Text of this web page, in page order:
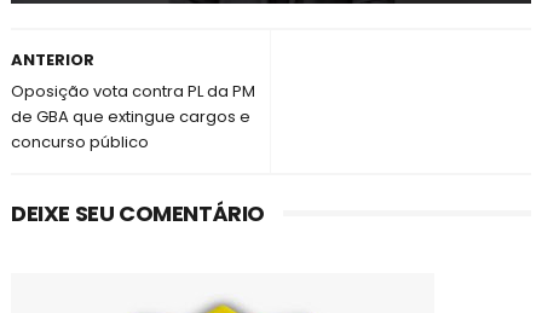
ANTERIOR
Oposição vota contra PL da PM
de GBA que extingue cargos e
concurso público
DEIXE SEU COMENTÁRIO